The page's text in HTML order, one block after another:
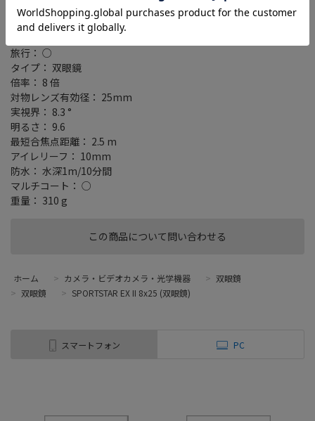
この商品について問い合わせる
コンサート・ライブ(観劇)： ○
バードウォッチング： ○
スポーツ観戦： ○
旅行： ○
タイプ： 双眼鏡
倍率： 8 倍
対物レンズ有効径： 25mm
実視界： 8.3 °
明るさ： 9.6
最短合焦点距離： 2.5 m
アイレリーフ： 10mm
防水： 水深1m/10分間
マルチコート： ○
重量： 310 g
ホーム > カメラ・ビデオカメラ・光学機器 > 双眼鏡
> 双眼鏡 > SPORTSTAR EX II 8x25 (双眼鏡)
スマートフォン PC